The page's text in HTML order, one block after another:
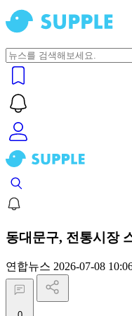
동대문구, 전통시장
연합뉴스 2026-07-08